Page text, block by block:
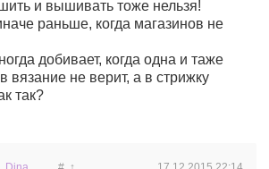
и вышивать тоже нельзя!
раньше, когда магазинов не
добивает, когда одна и таже
вязание не верит, а в стрижку
так?